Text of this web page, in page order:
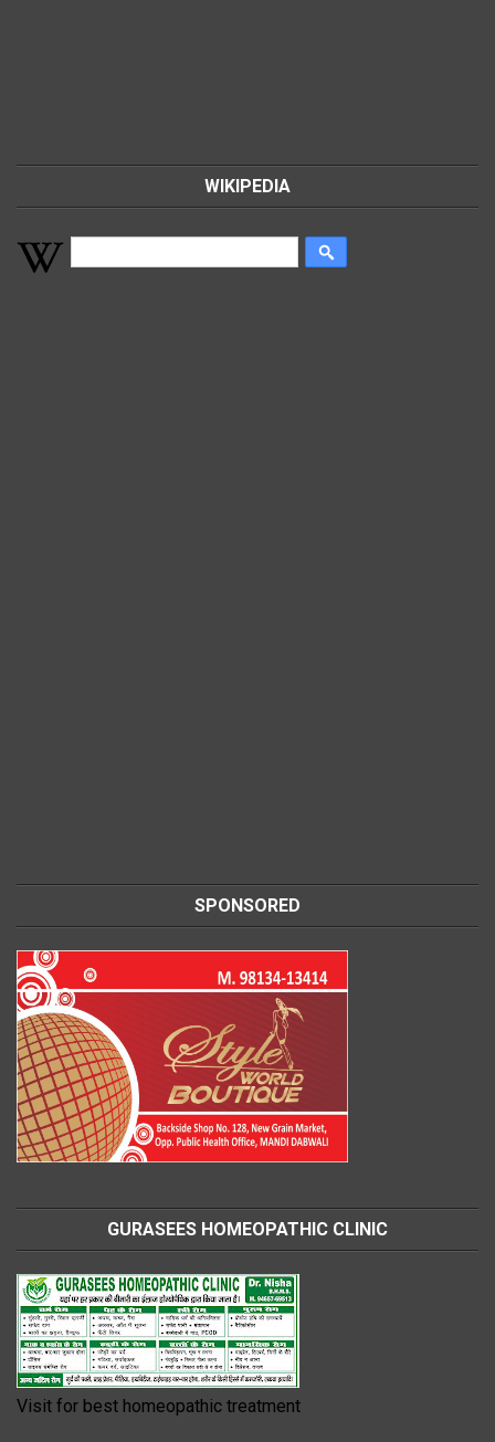
WIKIPEDIA
SPONSORED
GURASEES HOMEOPATHIC CLINIC
Visit for best homeopathic treatment